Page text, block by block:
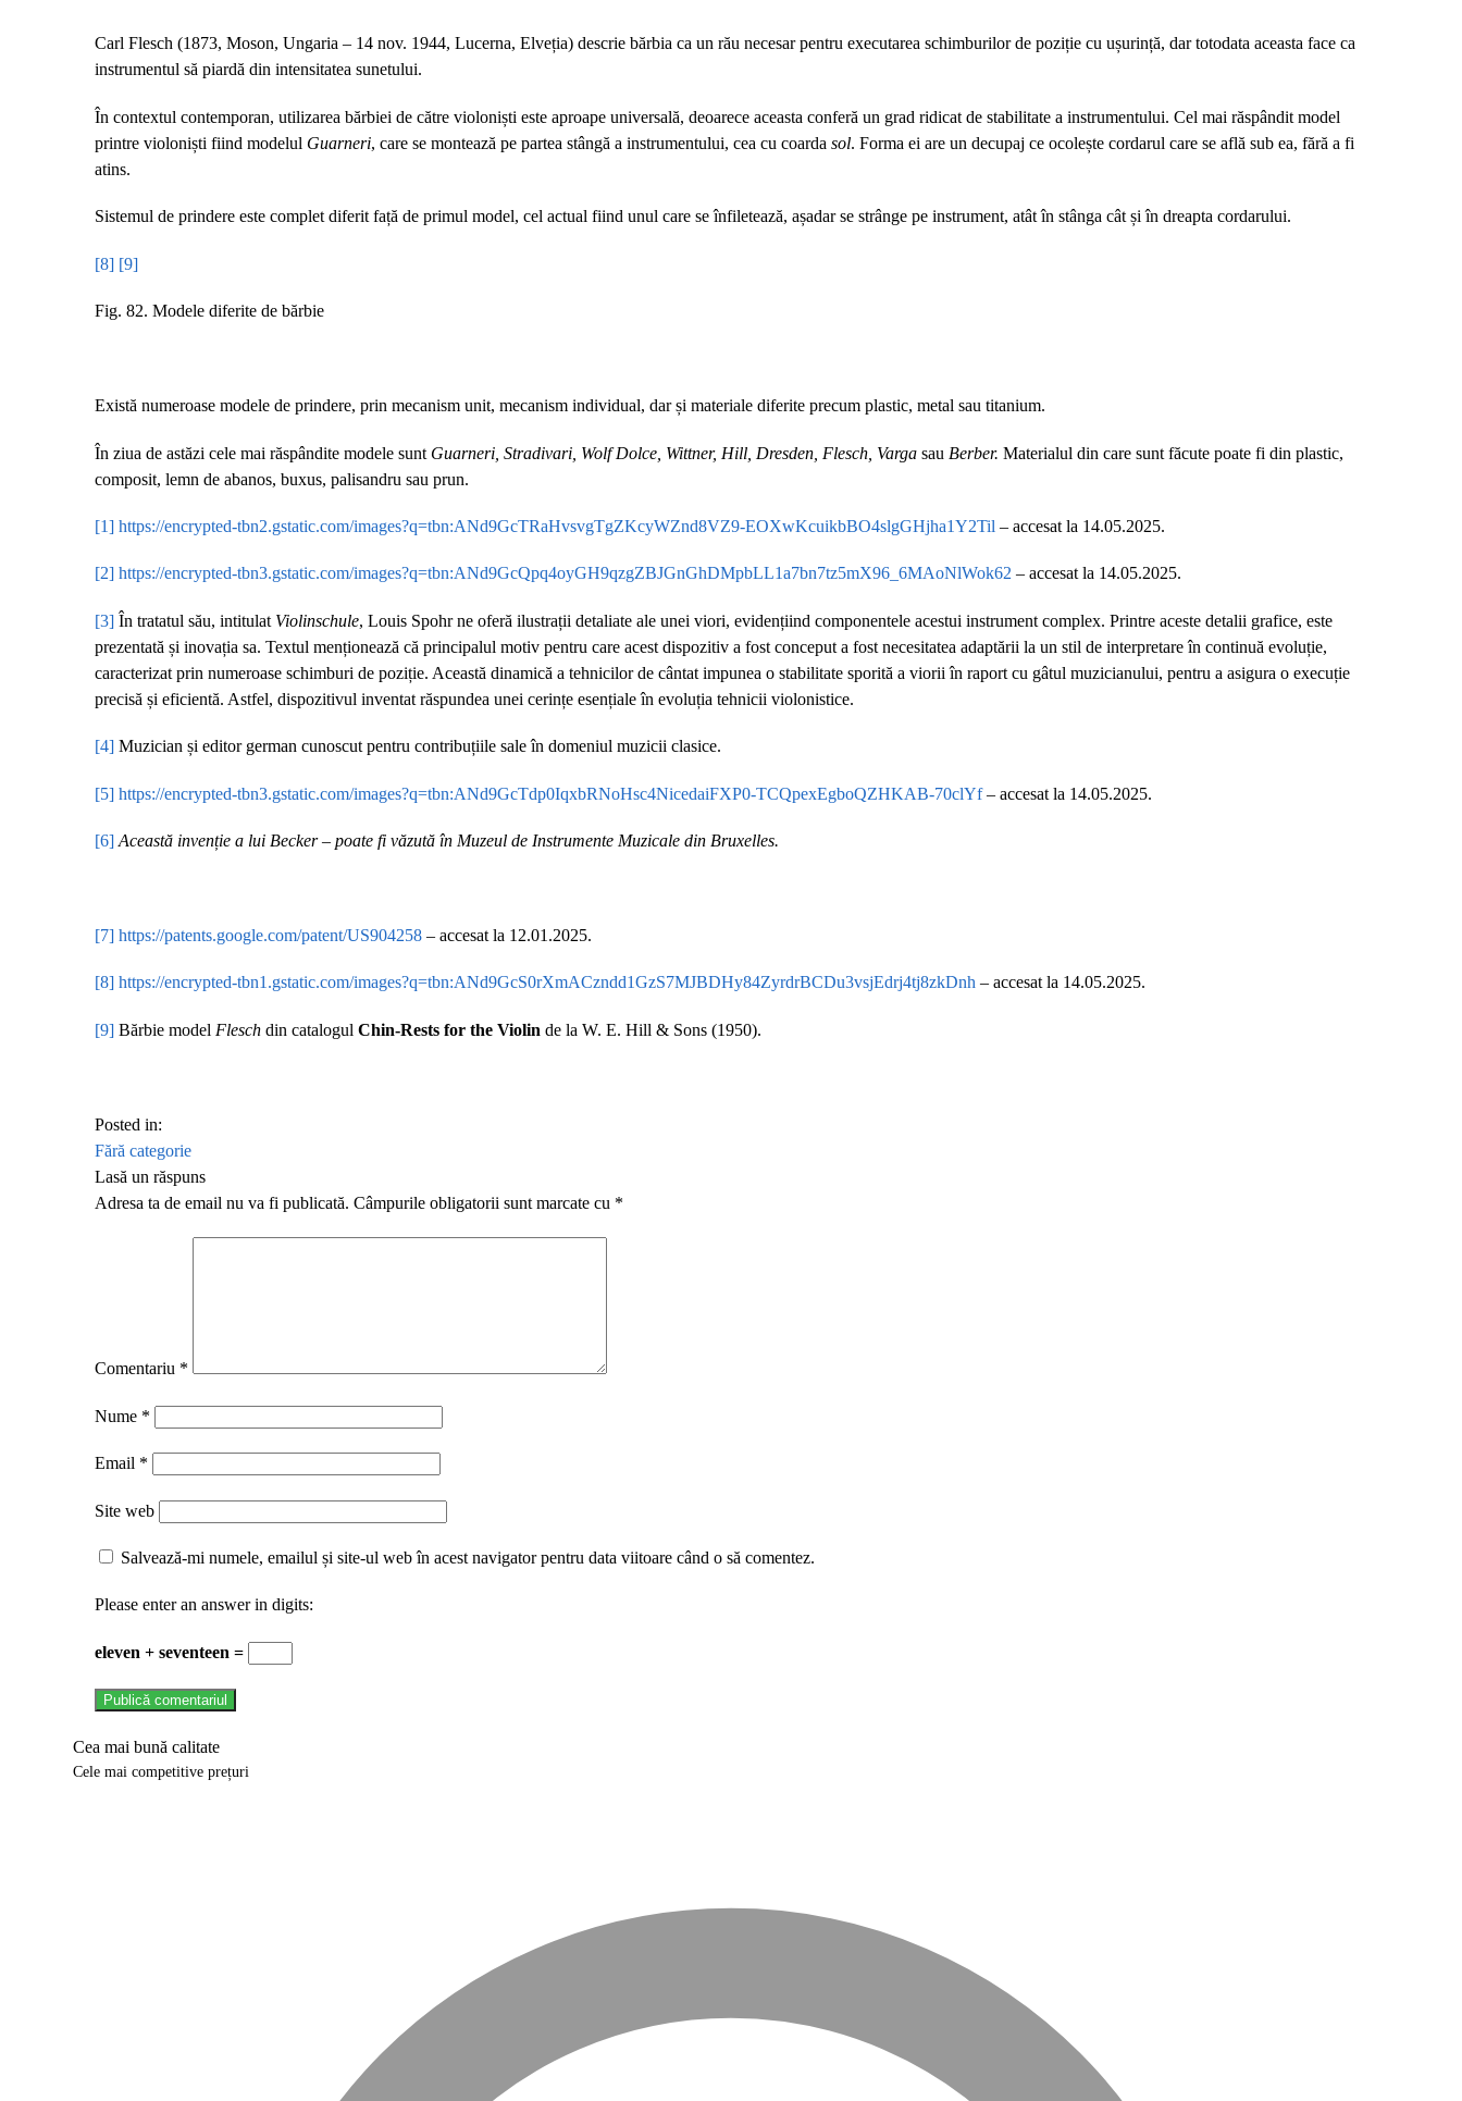
Carl Flesch (1873, Moson, Ungaria – 14 nov. 1944, Lucerna, Elveția) descrie bărbia ca un rău necesar pentru executarea schimburilor de poziție cu ușurință, dar totodata aceasta face ca
instrumentul să piardă din intensitatea sunetului.
În contextul contemporan, utilizarea bărbiei de către violoniști este aproape universală, deoarece aceasta conferă un grad ridicat de stabilitate a instrumentului. Cel mai răspândit model
printre violoniști fiind modelul Guarneri, care se montează pe partea stângă a instrumentului, cea cu coarda sol. Forma ei are un decupaj ce ocolește cordarul care se află sub ea, fără a fi
atins.
Sistemul de prindere este complet diferit față de primul model, cel actual fiind unul care se înfiletează, așadar se strânge pe instrument, atât în stânga cât și în dreapta cordarului.
[8] [9]
Fig. 82. Modele diferite de bărbie
Există numeroase modele de prindere, prin mecanism unit, mecanism individual, dar și materiale diferite precum plastic, metal sau titanium.
În ziua de astăzi cele mai răspândite modele sunt Guarneri, Stradivari, Wolf Dolce, Wittner, Hill, Dresden, Flesch, Varga sau Berber. Materialul din care sunt făcute poate fi din plastic,
composit, lemn de abanos, buxus, palisandru sau prun.
[1] https://encrypted-tbn2.gstatic.com/images?q=tbn:ANd9GcTRaHvsvgTgZKcyWZnd8VZ9-EOXwKcuikbBO4slgGHjha1Y2Til – accesat la 14.05.2025.
[2] https://encrypted-tbn3.gstatic.com/images?q=tbn:ANd9GcQpq4oyGH9qzgZBJGnGhDMpbLL1a7bn7tz5mX96_6MAoNlWok62 – accesat la 14.05.2025.
[3] În tratatul său, intitulat Violinschule, Louis Spohr ne oferă ilustrații detaliate ale unei viori, evidențiind componentele acestui instrument complex. Printre aceste detalii grafice, este
prezentată și inovația sa. Textul menționează că principalul motiv pentru care acest dispozitiv a fost conceput a fost necesitatea adaptării la un stil de interpretare în continuă evoluție,
caracterizat prin numeroase schimburi de poziție. Această dinamică a tehnicilor de cântat impunea o stabilitate sporită a viorii în raport cu gâtul muzicianului, pentru a asigura o execuție
precisă și eficientă. Astfel, dispozitivul inventat răspundea unei cerințe esențiale în evoluția tehnicii violonistice.
[4] Muzician și editor german cunoscut pentru contribuțiile sale în domeniul muzicii clasice.
[5] https://encrypted-tbn3.gstatic.com/images?q=tbn:ANd9GcTdp0IqxbRNoHsc4NicedaiFXP0-TCQpexEgboQZHKAB-70clYf– accesat la 14.05.2025.
[6] Această invenție a lui Becker – poate fi văzută în Muzeul de Instrumente Muzicale din Bruxelles.
[7] https://patents.google.com/patent/US904258 – accesat la 12.01.2025.
[8] https://encrypted-tbn1.gstatic.com/images?q=tbn:ANd9GcS0rXmACzndd1GzS7MJBDHy84ZyrdrBCDu3vsjEdrj4tj8zkDnh – accesat la 14.05.2025.
[9] Bărbie model Flesch din catalogul Chin-Rests for the Violin de la W. E. Hill & Sons (1950).
Posted in:
Fără categorie
Lasă un răspuns
Adresa ta de email nu va fi publicată. Câmpurile obligatorii sunt marcate cu *
Comentariu *
Nume *
Email *
Site web
Salvează-mi numele, emailul și site-ul web în acest navigator pentru data viitoare când o să comentez.
Please enter an answer in digits:
eleven + seventeen =
Cea mai bună calitate
Cele mai competitive prețuri